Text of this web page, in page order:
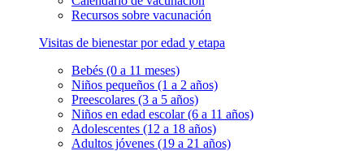
Recursos sobre vacunación
Visitas de bienestar por edad y etapa
Bebés (0 a 11 meses)
Niños pequeños (1 a 2 años)
Preescolares (3 a 5 años)
Niños en edad escolar (6 a 11 años)
Adolescentes (12 a 18 años)
Adultos jóvenes (19 a 21 años)